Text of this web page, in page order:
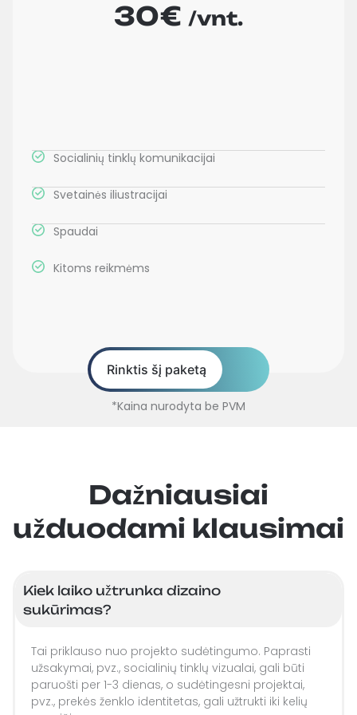
30€ /vnt.
Socialinių tinklų komunikacijai
Svetainės iliustracijai
Spaudai
Kitoms reikmėms
Rinktis šį paketą
*Kaina nurodyta be PVM
Dažniausiai
užduodami klausimai
Kiek laiko užtrunka dizaino
sukūrimas?
Tai priklauso nuo projekto sudėtingumo. Paprasti
užsakymai, pvz., socialinių tinklų vizualai, gali būti
paruošti per 1-3 dienas, o sudėtingesni projektai,
pvz., prekės ženklo identitetas, gali užtrukti iki kelių